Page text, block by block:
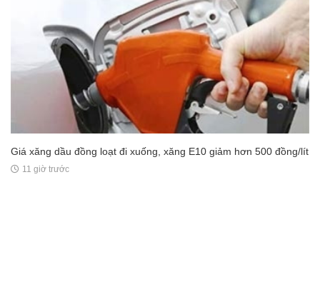
Giá xăng dầu đồng loạt đi xuống, xăng E10 giảm hơn 500 đồng/lít
11 giờ trước